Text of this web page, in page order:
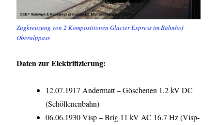
Zugkreuzung von 2 Kompositionen Glacier Express im Bahnhof
Oberalppass
Daten zur Elektrifizierung:
12.07.1917 Andermatt – Göschenen 1.2 kV DC
(Schöllenenbahn)
06.06.1930 Visp – Brig 11 kV AC 16.7 Hz (Visp-